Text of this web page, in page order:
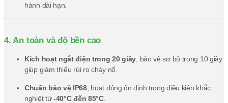
hành dài hạn.
4. An toàn và độ bền cao
Kích hoạt ngắt điện trong 20 giây, bảo vệ sơ bộ trong 10 giây
giúp giảm thiểu rủi ro cháy nổ.
Chuẩn bảo vệ IP68, hoạt động ổn định trong điều kiện khắc
nghiệt từ-40°C đến 85°C.